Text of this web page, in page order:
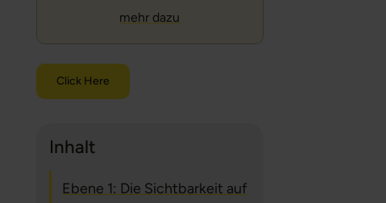
mehr dazu
Click Here
Inhalt
Ebene 1: Die Sichtbarkeit auf